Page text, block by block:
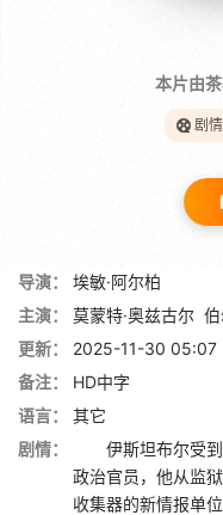
本片由
剧
导演：
埃敏·阿尔柏
主演：
莫蒙特·奥兹古尔
更新：
2025-11-30 05:07
备注：
HD中字
语言：
其它
剧情：
伊斯坦布尔受到
政治官员，他从监
收集器的新情报单